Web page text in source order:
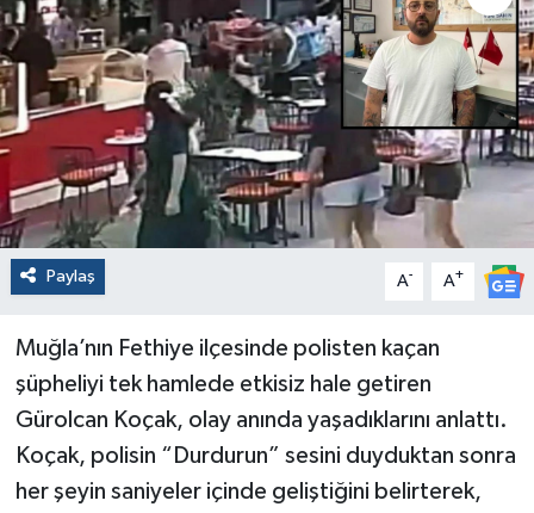
Paylaş A- A+
Muğla’nın Fethiye ilçesinde polisten kaçan
şüpheliyi tek hamlede etkisiz hale getiren
Gürolcan Koçak, olay anında yaşadıklarını anlattı.
Koçak, polisin “Durdurun” sesini duyduktan sonra
her şeyin saniyeler içinde geliştiğini belirterek,